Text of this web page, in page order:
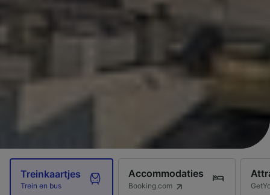
Treinkaartjes
Trein en bus
Accommodaties
Booking.com